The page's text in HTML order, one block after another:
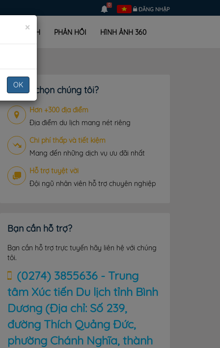
0
ĐĂNG NHẬP
LỊCH TRÌNH PHẢN HỒI HÌNH ẢNH 360
Vì sao chọn chúng tôi?
Hơn +300 địa điểm
Địa điểm du lịch mang nét riêng
Chi phí thấp và tiết kiệm
Mang đến những dịch vụ ưu đãi nhất
Hỗ trợ tuyệt vời
Đội ngũ nhân viên hỗ trợ chuyên nghiệp
Bạn cần hỗ trợ?
Bạn cần hỗ trợ trực tuyến hãy liên hệ với chúng
tôi.
(0274) 3855636 - Trung
tâm Xúc tiến Du lịch tỉnh Bình
Dương (Địa chỉ: Số 239,
đường Thích Quảng Đức,
phường Chánh Nghĩa, thành
×
OK